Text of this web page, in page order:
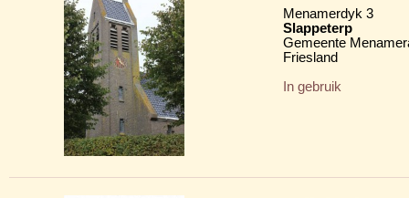
Menamerdyk 3
Slappeterp
Gemeente
Friesland
In gebruik